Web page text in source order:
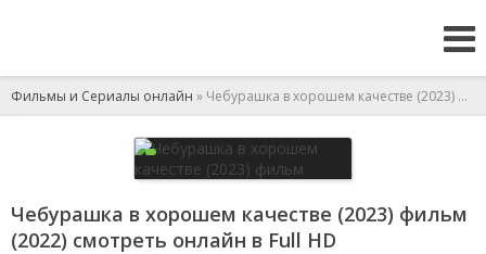
Фильмы и Сериалы онлайн » Чебурашка в хорошем качестве (2023) фильм
Чебурашка в хорошем качестве (2023) фильм
(2022) смотреть онлайн в Full HD